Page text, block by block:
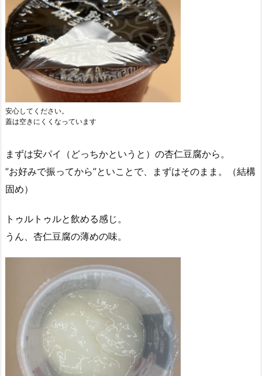
安心してください。
蓋は空きにくくなっています
まずは安パイ（どっちかというと）の杏仁豆腐から。
”お好みで振ってから”といことで、まずはそのまま。（結構
固め）
トゥルトゥルと飲める感じ。
うん、杏仁豆腐の薄めの味。